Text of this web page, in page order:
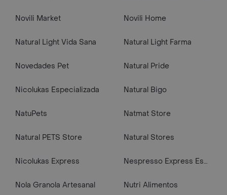
Novili Market Novili Home
Natural Light Vida Sana Natural Light Farma
Novedades Pet Natural Pride
Nicolukas Especializada Natural Bigo
NatuPets Natmat Store
Natural PETS Store Natural Stores
Nicolukas Express Nespresso Express Especializada
Nola Granola Artesanal Nutri Alimentos